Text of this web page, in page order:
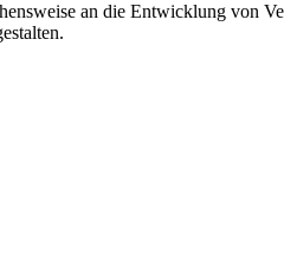
an die Entwicklung von